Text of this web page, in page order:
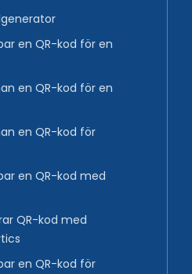
en QR-kod för en
en QR-kod för en
en QR-kod för
en QR-kod med
QR-kod med
en QR-kod för